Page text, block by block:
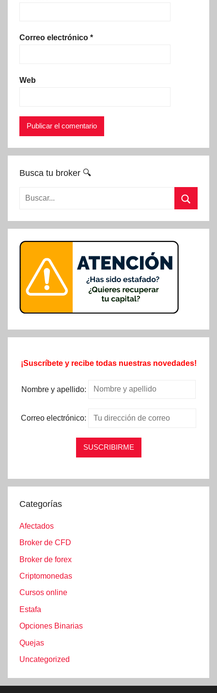
Correo electrónico *
Web
Busca tu broker 🔍
Buscar:
¡Suscríbete y recibe todas nuestras novedades!
Nombre y apellido:
Correo electrónico:
Categorías
Afectados
Broker de CFD
Broker de forex
Criptomonedas
Cursos online
Estafa
Opciones Binarias
Quejas
Uncategorized